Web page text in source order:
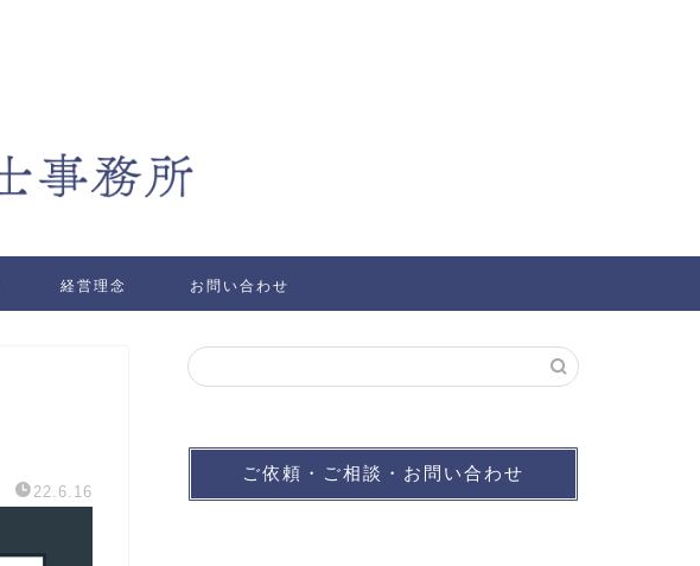
経営理念 お問い合わせ
22.6.16
ご依頼・ご相談・お問い合わせ